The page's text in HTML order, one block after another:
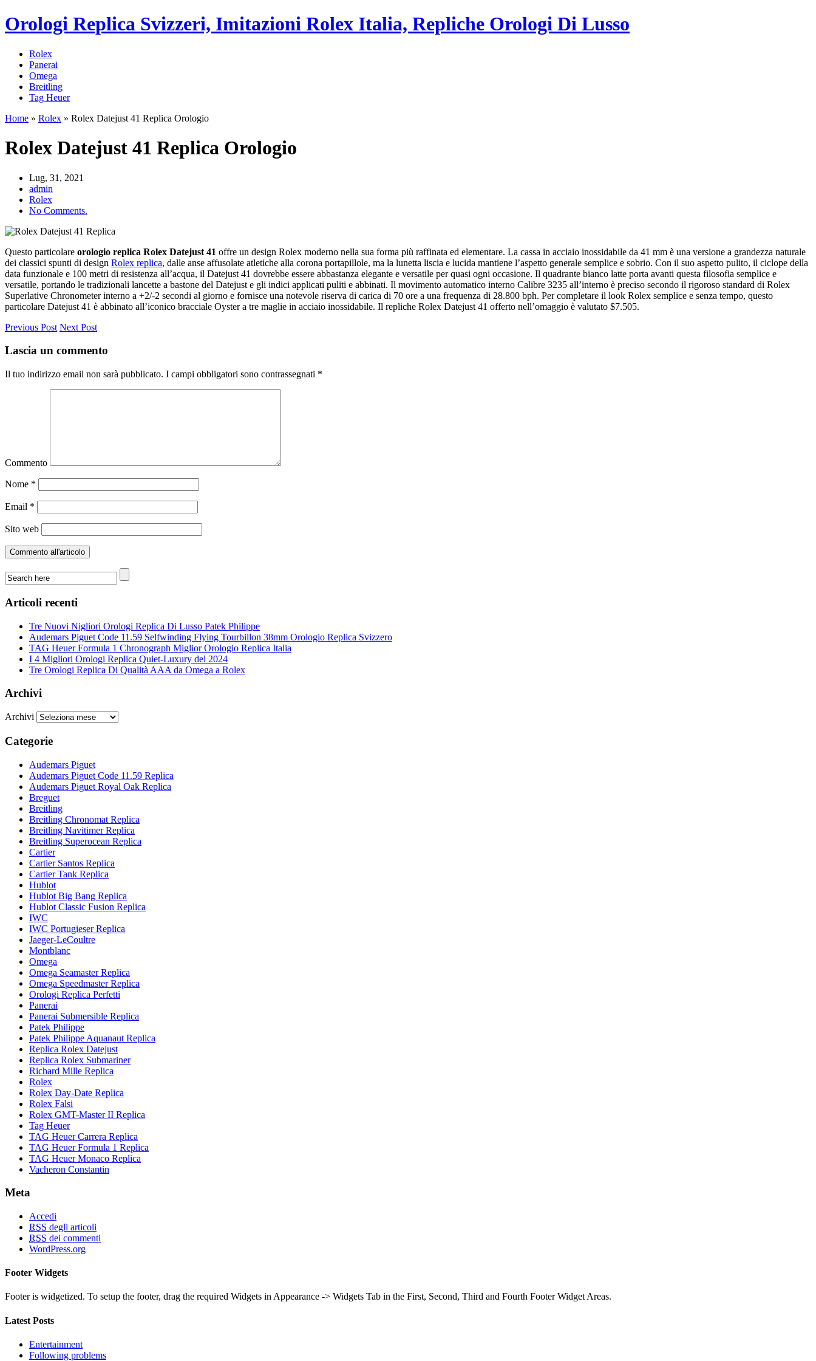
Orologi Replica Svizzeri, Imitazioni Rolex Italia, Repliche Orologi Di Lusso
Rolex
Panerai
Omega
Breitling
Tag Heuer
Home » Rolex » Rolex Datejust 41 Replica Orologio
Rolex Datejust 41 Replica Orologio
Lug, 31, 2021
admin
Rolex
No Comments.
Questo particolare orologio replica Rolex Datejust 41 offre un design Rolex moderno nella sua forma più raffinata ed elementare. La cassa in acciaio inossidabile da 41 mm è una versione a grandezza naturale
dei classici spunti di design Rolex replica, dalle anse affusolate atletiche alla corona portapillole, ma la lunetta liscia e lucida mantiene l’aspetto generale semplice e sobrio. Con il suo aspetto pulito, il ciclope della
data funzionale e 100 metri di resistenza all’acqua, il Datejust 41 dovrebbe essere abbastanza elegante e versatile per quasi ogni occasione. Il quadrante bianco latte porta avanti questa filosofia semplice e
versatile, portando le tradizionali lancette a bastone del Datejust e gli indici applicati puliti e abbinati. Il movimento automatico interno Calibre 3235 all’interno è preciso secondo il rigoroso standard di Rolex
Superlative Chronometer interno a +2/-2 secondi al giorno e fornisce una notevole riserva di carica di 70 ore a una frequenza di 28.800 bph. Per completare il look Rolex semplice e senza tempo, questo
particolare Datejust 41 è abbinato all’iconico bracciale Oyster a tre maglie in acciaio inossidabile. Il repliche Rolex Datejust 41 offerto nell’omaggio è valutato $7.505.
Previous Post Next Post
Lascia un commento
Il tuo indirizzo email non sarà pubblicato. I campi obbligatori sono contrassegnati *
Commento
Nome *
Email *
Sito web
Articoli recenti
Tre Nuovi Nigliori Orologi Replica Di Lusso Patek Philippe
Audemars Piguet Code 11.59 Selfwinding Flying Tourbillon 38mm Orologio Replica Svizzero
TAG Heuer Formula 1 Chronograph Miglior Orologio Replica Italia
I 4 Migliori Orologi Replica Quiet-Luxury del 2024
Tre Orologi Replica Di Qualità AAA da Omega a Rolex
Archivi
Archivi
Categorie
Audemars Piguet
Audemars Piguet Code 11.59 Replica
Audemars Piguet Royal Oak Replica
Breguet
Breitling
Breitling Chronomat Replica
Breitling Navitimer Replica
Breitling Superocean Replica
Cartier
Cartier Santos Replica
Cartier Tank Replica
Hublot
Hublot Big Bang Replica
Hublot Classic Fusion Replica
IWC
IWC Portugieser Replica
Jaeger-LeCoultre
Montblanc
Omega
Omega Seamaster Replica
Omega Speedmaster Replica
Orologi Replica Perfetti
Panerai
Panerai Submersible Replica
Patek Philippe
Patek Philippe Aquanaut Replica
Replica Rolex Datejust
Replica Rolex Submariner
Richard Mille Replica
Rolex
Rolex Day-Date Replica
Rolex Falsi
Rolex GMT-Master II Replica
Tag Heuer
TAG Heuer Carrera Replica
TAG Heuer Formula 1 Replica
TAG Heuer Monaco Replica
Vacheron Constantin
Meta
Accedi
RSS degli articoli
RSS dei commenti
WordPress.org
Footer Widgets
Footer is widgetized. To setup the footer, drag the required Widgets in Appearance -> Widgets Tab in the First, Second, Third and Fourth Footer Widget Areas.
Latest Posts
Entertainment
Following problems